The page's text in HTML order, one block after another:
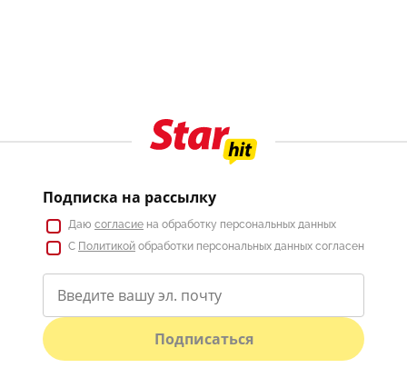
Подписка на рассылку
Даю согласие на обработку персональных данных
С Политикой обработки персональных данных согласен
Подписаться